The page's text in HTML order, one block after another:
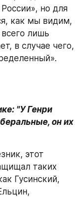
но для
как мы видим,
лишь
в случае чего,
"У Генри
он их
этот
таких
Гусинский,